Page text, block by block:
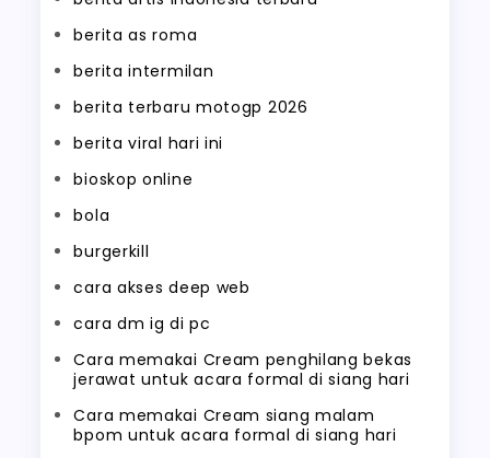
berita as roma
berita intermilan
berita terbaru motogp 2026
berita viral hari ini
bioskop online
bola
burgerkill
cara akses deep web
cara dm ig di pc
Cara memakai Cream penghilang bekas
jerawat untuk acara formal di siang hari
Cara memakai Cream siang malam
bpom untuk acara formal di siang hari